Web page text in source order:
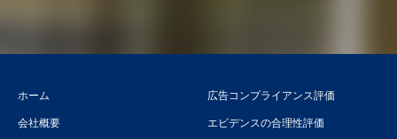
ホーム
会社概要
広告コンプライアンス評価
エビデンスの合理性評価